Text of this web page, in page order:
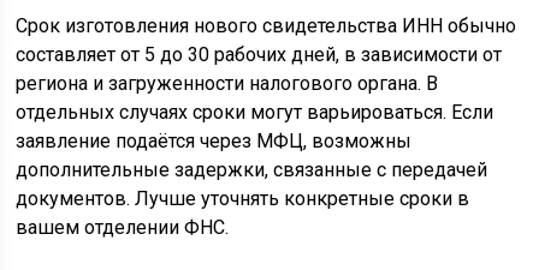
Срок изготовления нового свидетельства ИНН обычно
составляет от 5 до 30 рабочих дней, в зависимости от
региона и загруженности налогового органа. В
отдельных случаях сроки могут варьироваться. Если
заявление подаётся через МФЦ, возможны
дополнительные задержки, связанные с передачей
документов. Лучше уточнять конкретные сроки в
вашем отделении ФНС.